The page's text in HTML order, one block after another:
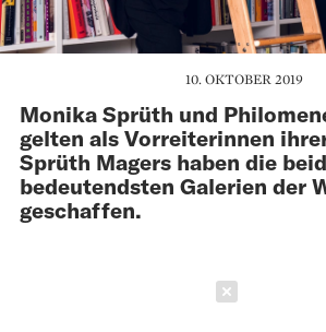
10. OKTOBER 2019
Monika Sprüth und
gelten als Vorreiterinnen
Sprüth Magers haben die
bedeutendsten Galerien der
geschaffen.